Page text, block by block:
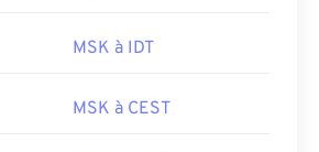
MSK à IDT
MSK à CEST